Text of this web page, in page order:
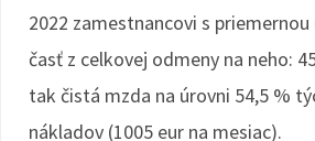
2022 zamestnancovi s
časť z celkovej odmeny na neho:
tak čistá mzda na úrovni 54,5 %
nákladov (1005 eur na mesiac).